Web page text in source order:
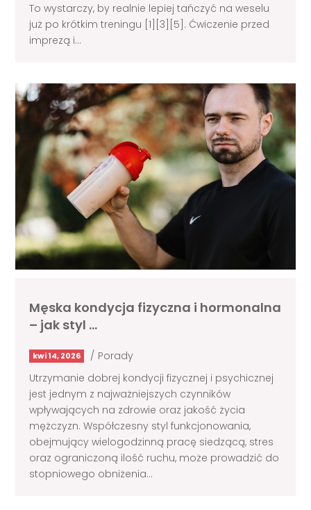
To wystarczy, by realnie lepiej tańczyć na weselu
już po krótkim treningu [1][3][5]. Ćwiczenie przed
imprezą i...
Męska kondycja fizyczna i hormonalna
– jak styl …
kwi 14, 2026 / Porady
Utrzymanie dobrej kondycji fizycznej i psychicznej
jest jednym z najważniejszych czynników
wpływających na zdrowie oraz jakość życia
mężczyzn. Współczesny styl funkcjonowania,
obejmujący wielogodzinną pracę siedzącą, stres
oraz ograniczoną ilość ruchu, może prowadzić do
stopniowego obniżenia...